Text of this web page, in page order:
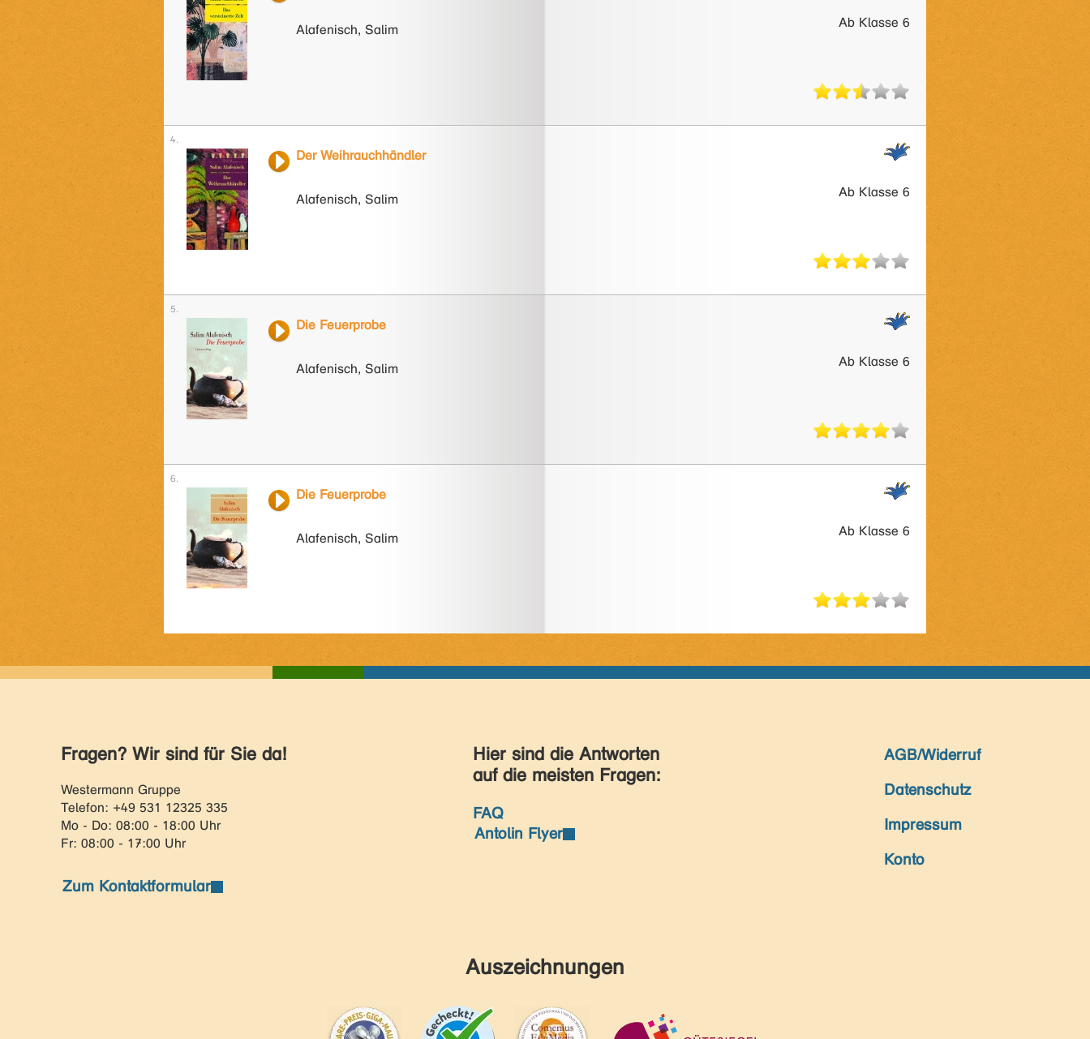
Alafenisch, Salim Ab Klasse 6
Der Weihrauchhändler
Alafenisch, Salim Ab Klasse 6
Die Feuerprobe
Alafenisch, Salim Ab Klasse 6
Die Feuerprobe
Alafenisch, Salim Ab Klasse 6